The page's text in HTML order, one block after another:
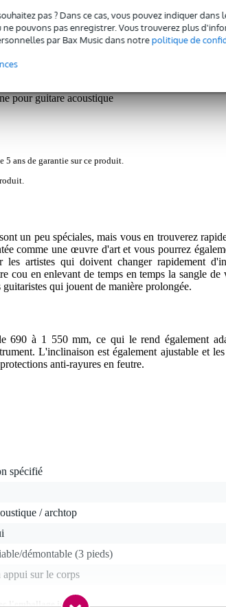
pas ? Dans ce cas, vous pouvez indiquer
ne pouvons pas enregistrer. Vous trouverez plus
par Bax Music dans notrepolitique de
pour guitare acoustique
5 ans de garantie sur ce produit.
un peu spéciales, mais vous en trouverez
comme une œuvre d'art et vous pourrez
artistes qui doivent changer rapidement
cou en enlevant de temps en temps la sangle
qui jouent de manière prolongée.
690 à 1 550 mm, ce qui le rend également
L'inclinaison est également ajustable et
anti-rayures en feutre.
spécifié
/ archtop
démontable (3 pieds)
appui sur le corps
l'emballage inclus